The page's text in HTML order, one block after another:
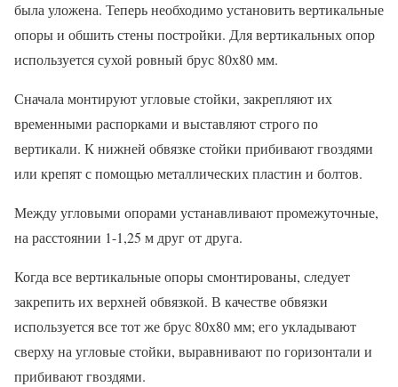
была уложена. Теперь необходимо установить вертикальные
опоры и обшить стены постройки. Для вертикальных опор
используется сухой ровный брус 80х80 мм.
Сначала монтируют угловые стойки, закрепляют их
временными распорками и выставляют строго по
вертикали. К нижней обвязке стойки прибивают гвоздями
или крепят с помощью металлических пластин и болтов.
Между угловыми опорами устанавливают промежуточные,
на расстоянии 1-1,25 м друг от друга.
Когда все вертикальные опоры смонтированы, следует
закрепить их верхней обвязкой. В качестве обвязки
используется все тот же брус 80х80 мм; его укладывают
сверху на угловые стойки, выравнивают по горизонтали и
прибивают гвоздями.